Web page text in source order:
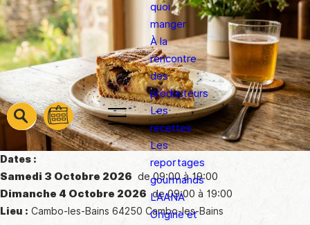
barre
1
barre
2
barre
3
quoi
manger
À la
rencontre
des
producteurs
Les
recettes
Les
reportages
gourmands
L’AANA
Origine et
Dates :
Samedi 3 Octobre 2026 de 09:00 à 19:00
Dimanche 4 Octobre 2026 de 09:00 à 19:00
Lieu : Cambo-les-Bains 64250 Cambo-les-Bains